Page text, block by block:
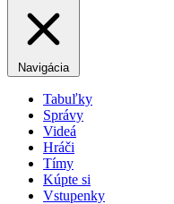
Navigácia
Tabuľky
Správy
Videá
Hráči
Tímy
Kúpte si
Vstupenky